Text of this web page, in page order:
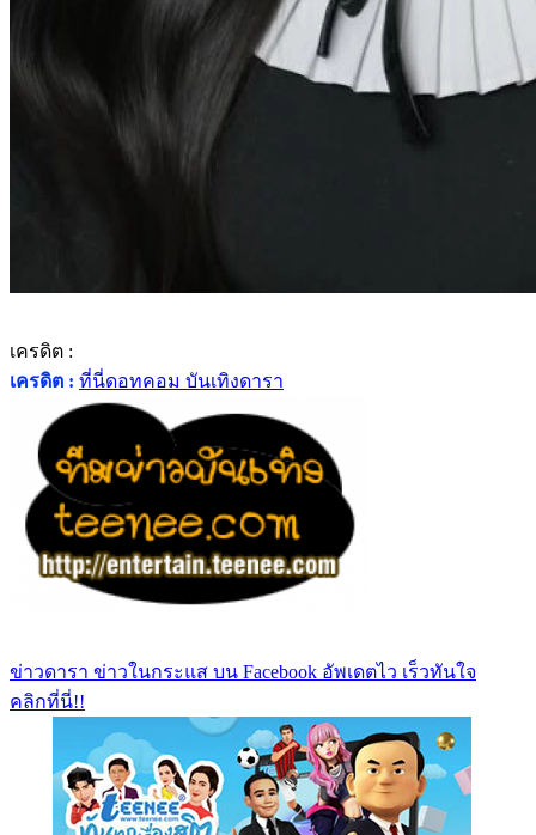
เครดิต :
เครดิต : ที่นี่ดอทคอม บันเทิงดารา
ข่าวดารา ข่าวในกระแส บน Facebook อัพเดตไว เร็วทันใจ
คลิกที่นี่!!